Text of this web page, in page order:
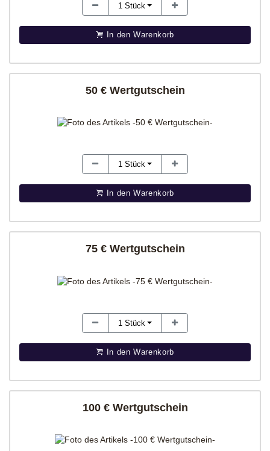
1 Stück
In den Warenkorb
50 € Wertgutschein
1 Stück
In den Warenkorb
75 € Wertgutschein
1 Stück
In den Warenkorb
100 € Wertgutschein